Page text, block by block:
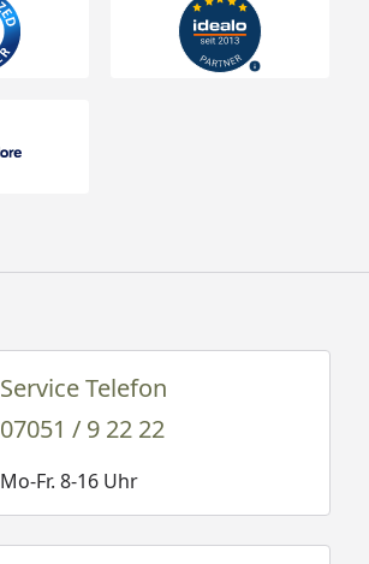
Service Telefon
07051 / 9 22 22
Mo-Fr. 8-16 Uhr